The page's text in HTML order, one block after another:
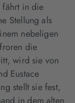
fährt in die
Stellung als
nebeligen
die
wird sie von
Eustace
stellt sie fest,